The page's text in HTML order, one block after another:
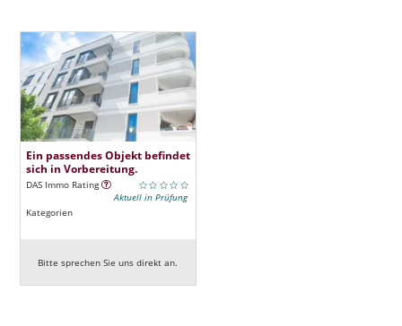
Ein passendes Objekt befindet
sich in Vorbereitung.
DAS Immo Rating
Aktuell in Prüfung
Kategorien
Bitte sprechen Sie uns direkt an.